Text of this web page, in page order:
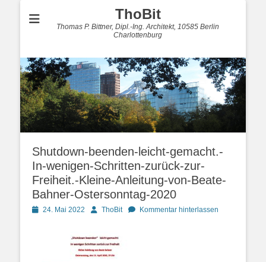
ThoBit
Thomas P. Bittner, Dipl.-Ing. Architekt, 10585 Berlin
Charlottenburg
Shutdown-beenden-leicht-gemacht.-
In-wenigen-Schritten-zurück-zur-
Freiheit.-Kleine-Anleitung-von-Beate-
Bahner-Ostersonntag-2020
Posted24. Mai 2022 AutorThoBit Kommentar hinterlassen